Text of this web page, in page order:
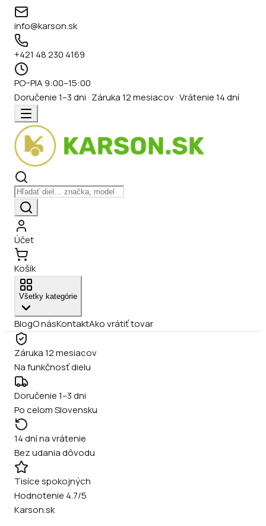
info@karson.sk
+421 48 230 4169
PO–PIA 9:00–15:00
Doručenie 1–3 dni · Záruka 12 mesiacov · Vrátenie 14 dní
Účet
Košík
Všetky kategórie
BlogO násKontaktAko vrátiť tovar
Záruka 12 mesiacov
Na funkčnosť dielu
Doručenie 1–3 dni
Po celom Slovensku
14 dní na vrátenie
Bez udania dôvodu
Tisíce spokojných
Hodnotenie 4.7/5
Karson.sk